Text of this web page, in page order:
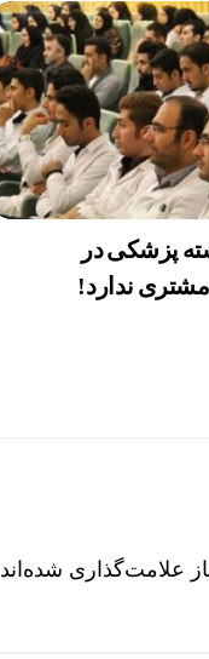
۳ رشته پزشکی در
مشتری ندارد!
علامت‌گذاری شده‌اند